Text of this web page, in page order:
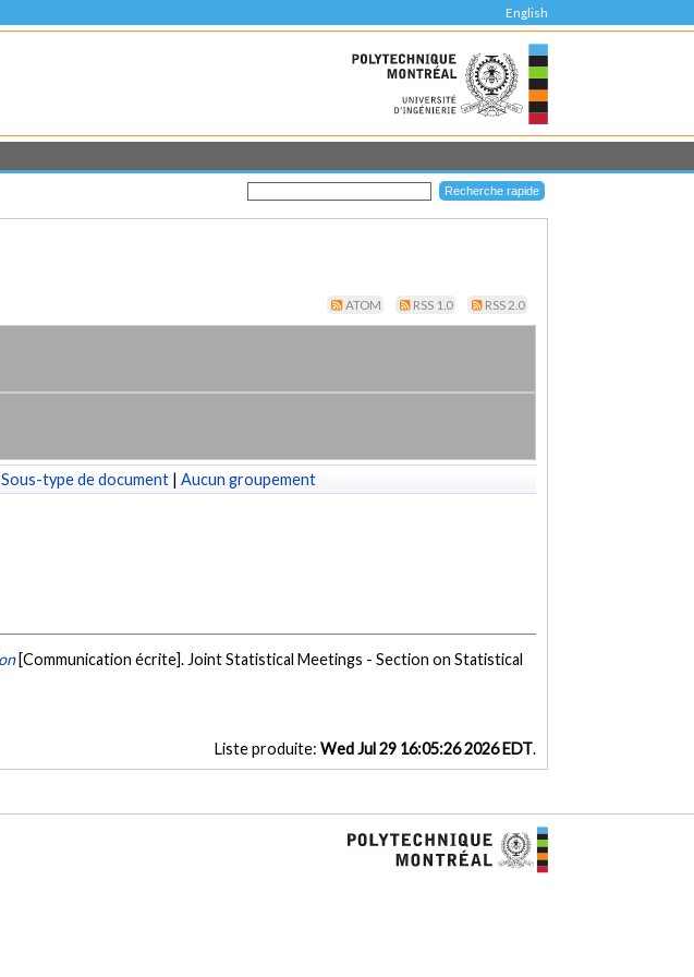
English
ATOM RSS 1.0 RSS 2.0
Sous-type de document | Aucun groupement
[Communication écrite]. Joint Statistical Meetings - Section on Statistical
Liste produite: Wed Jul 29 16:05:26 2026 EDT.